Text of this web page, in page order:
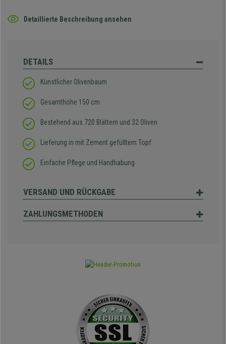
Detaillierte Beschreibung ansehen
DETAILS
Künstlicher Olivenbaum
Gesamthöhe 150 cm
Bestehend aus 720 Blättern und 32 Oliven
Lieferung in mit Zement gefülltem Topf
Einfache Pflege und Handhabung
VERSAND UND RÜCKGABE
ZAHLUNGSMETHODEN